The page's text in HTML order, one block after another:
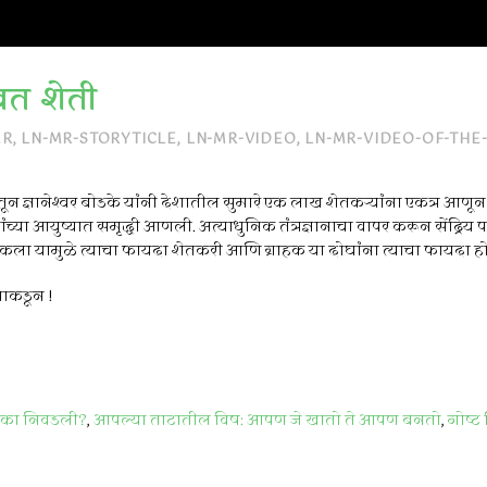
शेती
, LN-MR-STORYTICLE, LN-MR-VIDEO, LN-MR-VIDEO-OF-
ज्ञानेश्वर बोडके यांनी देशातील सुमारे एक लाख शेतकऱ्यांना एकत्र
आयुष्यात समृद्धी आणली. अत्याधुनिक तंत्रज्ञानाचा वापर करून सेंद्रिय
यामुळे त्याचा फायदा शेतकरी आणि ग्राहक या दोघांना त्याचा फायदा
!
निवडली?,आपल्या ताटातील विष: आपण जे खातो ते आपण बनतो,गोष्ट